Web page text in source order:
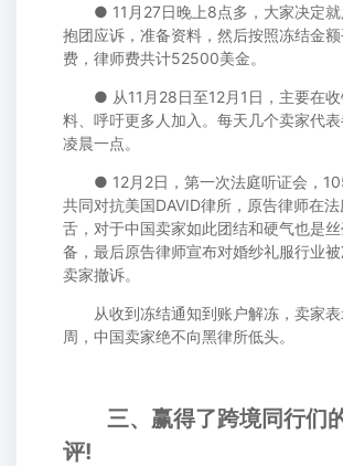
● 11月27日晚上8点多，大家决定就
抱团应诉，准备资料，然后按照冻结金
费，律师费共计52500美金。
● 从11月28日至12月1日，主要在收
料、呼吁更多人加入。每天几个卖家代
凌晨一点。
● 12月2日，第一次法庭听证会，
共同对抗美国DAVID律所，原告律师在
舌，对于中国卖家如此团结和硬气也是
备，最后原告律师宣布对婚纱礼服行业
卖家撤诉。
从收到冻结通知到账户解冻，卖家表
周，中国卖家绝不向黑律所低头。
三、赢得了跨境同行们
评!